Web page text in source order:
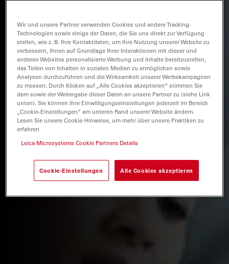
Wir und unsere Partner verwenden Cookies und andere Tracking-
Technologien sowie einige der Daten, die Sie uns direkt zur Verfügung
stellen, wie z. B. Ihre Kontaktdaten, um Ihre Nutzung unserer Website zu
verbessern, Ihnen auf Grundlage Ihrer Interaktionen mit dieser und
anderen Websites personalisierte Werbung und Inhalte bereitzustellen,
das Teilen von Inhalten in sozialen Medien zu ermöglichen sowie
Analysen durchzuführen und die Wirksamkeit unserer Werbekampagnen
zu messen. Durch Klicken auf „Alle Cookies akzeptieren“ stimmen Sie
dem sowie der Weitergabe dieser Daten an unsere Partner zu (siehe Link
unten). Sie können Ihre Einwilligungseinstellungen jederzeit im Bereich
„Cookie-Einstellungen“ am unteren Rand unserer Website ändern.
Lesen Sie unsere Cookie-Hinweise, um mehr über unsere Praktiken zu
erfahren
Leica Microsystems Cookie Partners Details
Cookie-Einstellungen Alle Cookies akzeptieren